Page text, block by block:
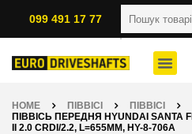
099 491 17 77
HOME ПІВВІСІ
ПІВВІСІ
ПІВВІСЬ ПЕРЕДНЯ HYUNDAI SANTA
II 2.0 CRDI/2.2, L=655ММ, HY-8-706A